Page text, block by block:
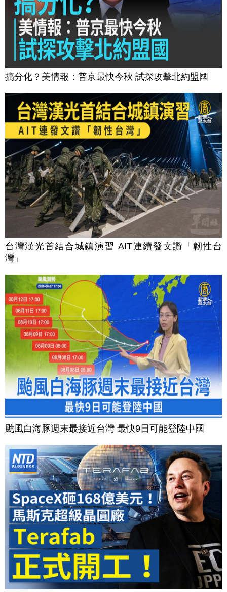
搞分化？美情報：普京最快今秋 試探攻擊北約盟國
台灣漢光首結合城鎮演習 AIT連續發文讚「韌性台
灣」
颱風白海豚週末最接近台灣 最快9日可能登陸中國